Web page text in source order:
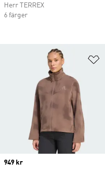
Price
949 kr
Herr TERREX
6 färger